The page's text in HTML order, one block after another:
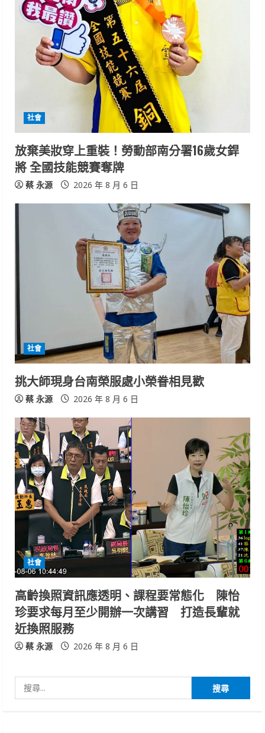
R
n
g
社會
放棄美妝穿上重裝！勞動部南分署16歲女銲
將 全國技能競賽奪牌
蔡 永源 2026 年 8 月 6 日
社會
挑大師現身台南榮服處小榮眷相見歡
蔡 永源 2026 年 8 月 6 日
社會
高齡換照資訊應透明、課程要常態化 陳怡
珍要求每月至少開辦一次講習 打造長輩就
近換照服務
蔡 永源 2026 年 8 月 6 日
尋